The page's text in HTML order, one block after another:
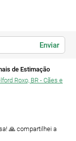
Enviar
de Estimação
Roxo, BR - Cães e
🙏 compartilhei a